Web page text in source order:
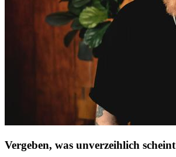
Vergeben, was unverzeihlich scheint